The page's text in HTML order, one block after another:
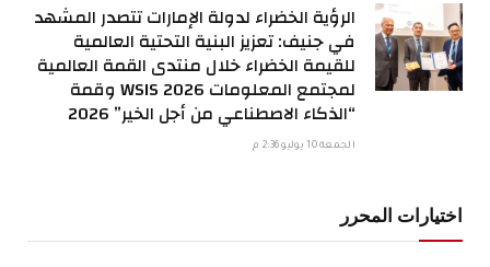
الرؤية الخضراء لدولة الإمارات تتصدر المشهد
في جنيف: تعزيز البنية التحتية العالمية
للقيمة الخضراء خلال منتدى القمة العالمية
لمجتمع المعلومات WSIS 2026 وقمة
“الذكاء الاصطناعي من أجل الخير” 2026
الجمعة 10 يوليو 2:36 م
اختيارات المحرر